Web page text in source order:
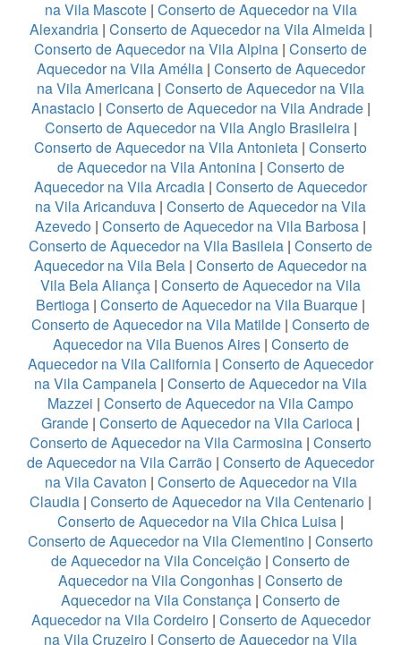
na Vila Mascote| Conserto de Aquecedor na Vila
Alexandria| Conserto de Aquecedor na Vila Almeida |
Conserto de Aquecedor na Vila Alpina | Conserto de
Aquecedor na Vila Amélia | Conserto de Aquecedor
na Vila Americana | Conserto de Aquecedor na Vila
Anastacio| Conserto de Aquecedor na Vila Andrade|
Conserto de Aquecedor na Vila Anglo Brasileira|
Conserto de Aquecedor na Vila Antonieta | Conserto
de Aquecedor na Vila Antonina| Conserto de
Aquecedor na Vila Arcadia | Conserto de Aquecedor
na Vila Aricanduva | Conserto de Aquecedor na Vila
Azevedo | Conserto de Aquecedor na Vila Barbosa |
Conserto de Aquecedor na Vila Basileia | Conserto de
Aquecedor na Vila Bela | Conserto de Aquecedor na
Vila Bela Aliança | Conserto de Aquecedor na Vila
Bertioga | Conserto de Aquecedor na Vila Buarque |
Conserto de Aquecedor na Vila Matilde | Conserto de
Aquecedor na Vila Buenos Aires| Conserto de
Aquecedor na Vila California | Conserto de Aquecedor
na Vila Campanela | Conserto de Aquecedor na Vila
Mazzei | Conserto de Aquecedor na Vila Campo
Grande | Conserto de Aquecedor na Vila Carioca |
Conserto de Aquecedor na Vila Carmosina | Conserto
de Aquecedor na Vila Carrão | Conserto de Aquecedor
na Vila Cavaton | Conserto de Aquecedor na Vila
Claudia | Conserto de Aquecedor na Vila Centenario |
Conserto de Aquecedor na Vila Chica Luisa |
Conserto de Aquecedor na Vila Clementino | Conserto
de Aquecedor na Vila Conceição | Conserto de
Aquecedor na Vila Congonhas | Conserto de
Aquecedor na Vila Constança | Conserto de
Aquecedor na Vila Cordeiro| Conserto de Aquecedor
na Vila Cruzeiro | Conserto de Aquecedor na Vila